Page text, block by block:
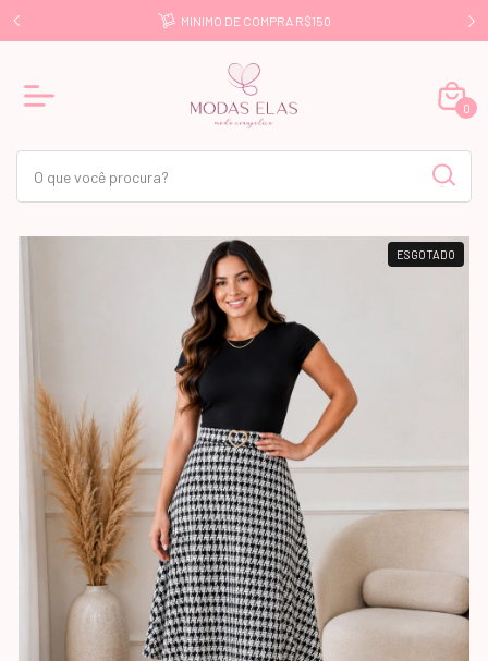
R$499 MINIMO DE COMPRA R$150
0
ESGOTADO